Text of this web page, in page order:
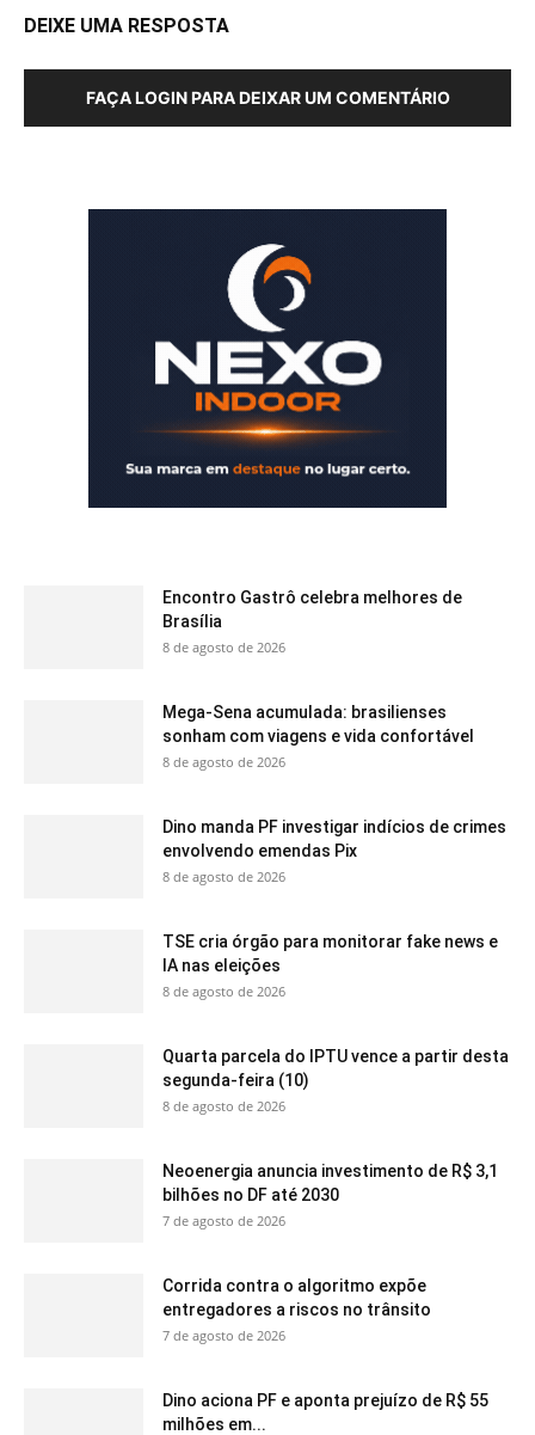
DEIXE UMA RESPOSTA
FAÇA LOGIN PARA DEIXAR UM COMENTÁRIO
Encontro Gastrô celebra melhores de
Brasília
8 de agosto de 2026
Mega-Sena acumulada: brasilienses
sonham com viagens e vida confortável
8 de agosto de 2026
Dino manda PF investigar indícios de crimes
envolvendo emendas Pix
8 de agosto de 2026
TSE cria órgão para monitorar fake news e
IA nas eleições
8 de agosto de 2026
Quarta parcela do IPTU vence a partir desta
segunda-feira (10)
8 de agosto de 2026
Neoenergia anuncia investimento de R$ 3,1
bilhões no DF até 2030
7 de agosto de 2026
Corrida contra o algoritmo expõe
entregadores a riscos no trânsito
7 de agosto de 2026
Dino aciona PF e aponta prejuízo de R$ 55
milhões em...